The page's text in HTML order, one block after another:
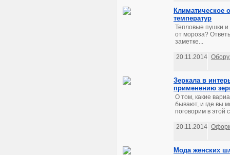
Климатическое
температур
Тепловые пушки и
от мороза?
заметке...
20.11.2014
Зеркала в
применению
О том, какие
бывают, и где вы
поговорим в этой
20.11.2014
Мода женских